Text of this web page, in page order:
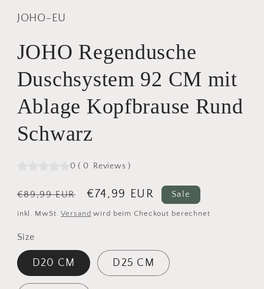
JOHO-EU
JOHO Regendusche
Duschsystem 92 CM mit
Ablage Kopfbrause Rund
Schwarz
0( 0 Reviews )
Normaler
Preis
€89,99 EUR Verkaufspreis
€74,99 EUR Sale
inkl. MwSt.Versand wird beim Checkout berechnet
Size
D20 CM D25 CM